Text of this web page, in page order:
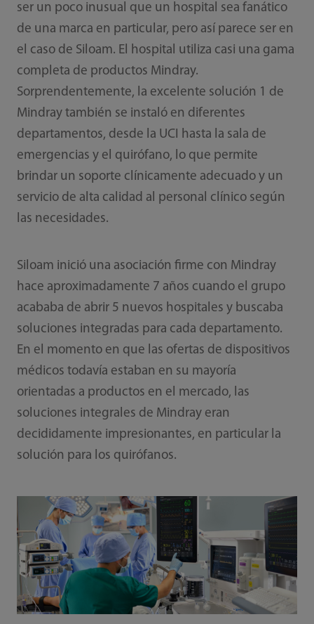
ser un poco inusual que un hospital sea fanático
de una marca en particular, pero así parece ser en
el caso de Siloam. El hospital utiliza casi una gama
completa de productos Mindray.
Sorprendentemente, la excelente solución 1 de
Mindray también se instaló en diferentes
departamentos, desde la UCI hasta la sala de
emergencias y el quirófano, lo que permite
brindar un soporte clínicamente adecuado y un
servicio de alta calidad al personal clínico según
las necesidades.
Siloam inició una asociación firme con Mindray
hace aproximadamente 7 años cuando el grupo
acababa de abrir 5 nuevos hospitales y buscaba
soluciones integradas para cada departamento.
En el momento en que las ofertas de dispositivos
médicos todavía estaban en su mayoría
orientadas a productos en el mercado, las
soluciones integrales de Mindray eran
decididamente impresionantes, en particular la
solución para los quirófanos.